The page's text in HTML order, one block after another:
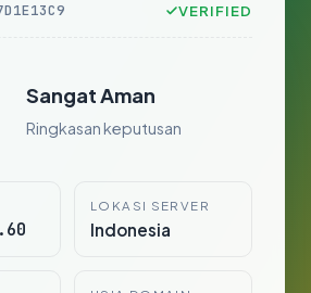
VERIFIED
Sangat Aman
Ringkasan keputusan
LOKASI SERVER
Indonesia